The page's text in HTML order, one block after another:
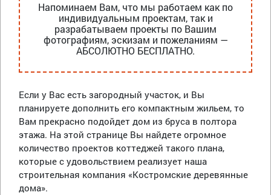
Напоминаем Вам, что мы работаем как по
индивидуальным проектам, так и
разрабатываем проекты по Вашим
фотографиям, эскизам и пожеланиям —
АБСОЛЮТНО БЕСПЛАТНО.
Если у Вас есть загородный участок, и Вы
планируете дополнить его компактным жильем, то
Вам прекрасно подойдет дом из бруса в полтора
этажа. На этой странице Вы найдете огромное
количество проектов коттеджей такого плана,
которые с удовольствием реализует наша
строительная компания «Костромские деревянные
дома».